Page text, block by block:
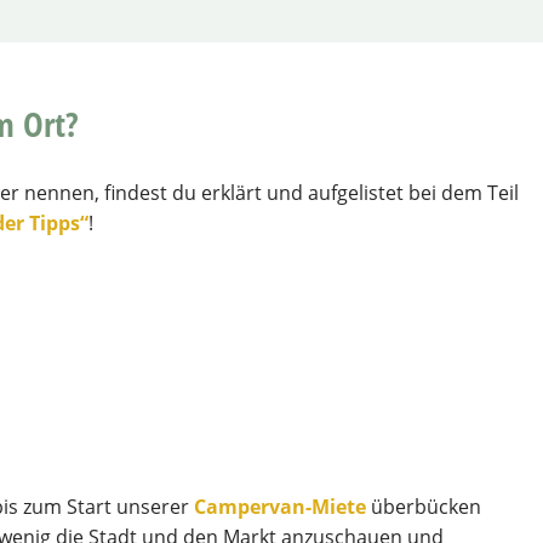
Ort?
nennen, findest du erklärt und aufgelistet bei dem Teil
Tipps“!
zum Start unserer Campervan-Miete überbücken
die Stadt und den Markt anzuschauen und